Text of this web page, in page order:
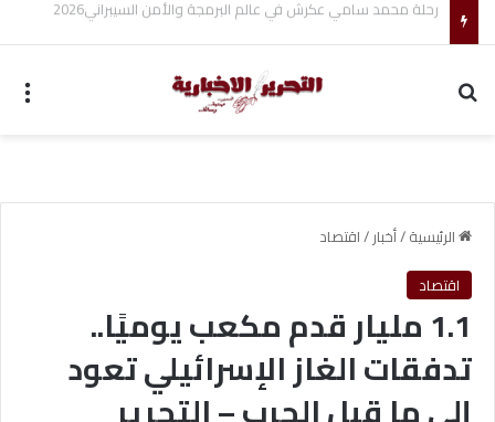
الرئيسية/أخبار/اقتصاد
اقتصاد
1.1 مليار قدم مكعب يوميًا..
تدفقات الغاز الإسرائيلي تعود